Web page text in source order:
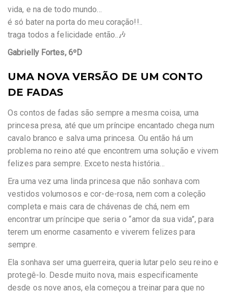
vida, e na de todo mundo…
é só bater na porta do meu coração!!..
traga todos a felicidade então..🎶
Gabrielly Fortes, 6ºD
UMA NOVA VERSÃO DE UM CONTO
DE FADAS
Os contos de fadas são sempre a mesma coisa, uma
princesa presa, até que um príncipe encantado chega num
cavalo branco e salva uma princesa. Ou então há um
problema no reino até que encontrem uma solução e vivem
felizes para sempre. Exceto nesta história…
Era uma vez uma linda princesa que não sonhava com
vestidos volumosos e cor-de-rosa, nem com a coleção
completa e mais cara de chávenas de chá, nem em
encontrar um príncipe que seria o “amor da sua vida”, para
terem um enorme casamento e viverem felizes para
sempre.
Ela sonhava ser uma guerreira, queria lutar pelo seu reino e
protegê-lo. Desde muito nova, mais especificamente
desde os nove anos, ela começou a treinar para que no